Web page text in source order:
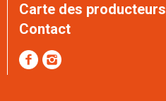
Carte des producteurs
Contact